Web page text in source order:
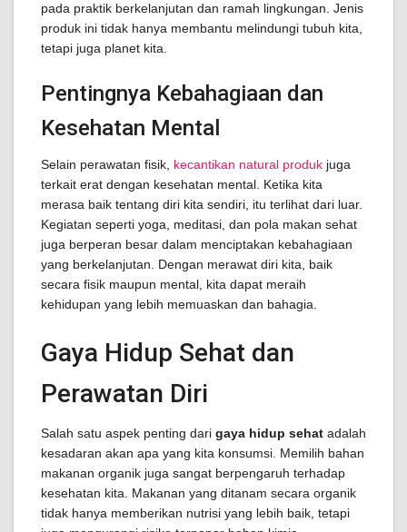
pada praktik berkelanjutan dan ramah lingkungan. Jenis
produk ini tidak hanya membantu melindungi tubuh kita,
tetapi juga planet kita.
Pentingnya Kebahagiaan dan
Kesehatan Mental
Selain perawatan fisik, kecantikan natural produk juga
terkait erat dengan kesehatan mental. Ketika kita
merasa baik tentang diri kita sendiri, itu terlihat dari luar.
Kegiatan seperti yoga, meditasi, dan pola makan sehat
juga berperan besar dalam menciptakan kebahagiaan
yang berkelanjutan. Dengan merawat diri kita, baik
secara fisik maupun mental, kita dapat meraih
kehidupan yang lebih memuaskan dan bahagia.
Gaya Hidup Sehat dan
Perawatan Diri
Salah satu aspek penting dari gaya hidup sehat adalah
kesadaran akan apa yang kita konsumsi. Memilih bahan
makanan organik juga sangat berpengaruh terhadap
kesehatan kita. Makanan yang ditanam secara organik
tidak hanya memberikan nutrisi yang lebih baik, tetapi